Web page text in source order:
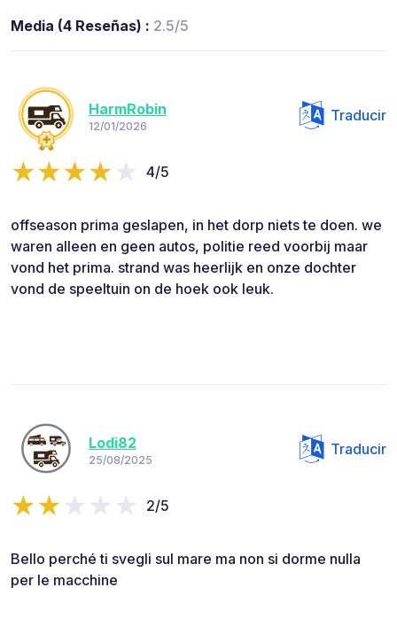
Media (4 Reseñas) : 2.5/5
HarmRobin
12/01/2026
Traducir
4/5
offseason prima geslapen, in het dorp niets te doen. we
waren alleen en geen autos, politie reed voorbij maar
vond het prima. strand was heerlijk en onze dochter
vond de speeltuin on de hoek ook leuk.
Lodi82
25/08/2025
Traducir
2/5
Bello perché ti svegli sul mare ma non si dorme nulla
per le macchine